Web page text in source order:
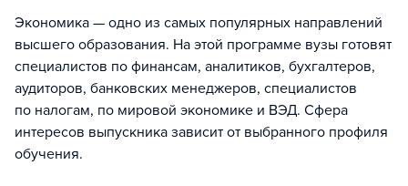
Экономика — одно из самых популярных направлений
высшего образования. На этой программе вузы готовят
специалистов по финансам, аналитиков, бухгалтеров,
аудиторов, банковских менеджеров, специалистов
по налогам, по мировой экономике и ВЭД. Сфера
интересов выпускника зависит от выбранного профиля
обучения.